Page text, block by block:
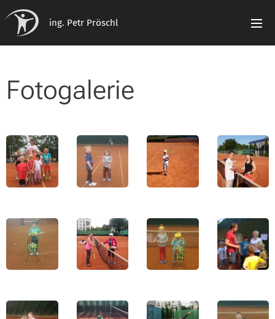
ing. Petr Pröschl
Fotogalerie